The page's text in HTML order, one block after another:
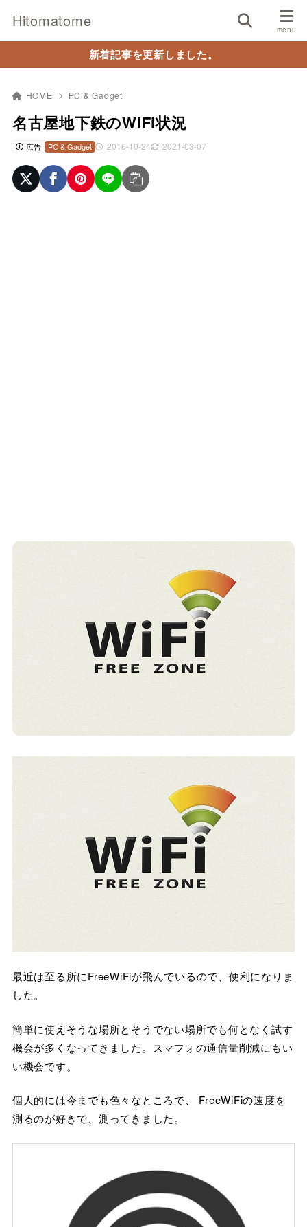
Hitomatome
新着記事を更新しました。
HOME PC & Gadget
名古屋地下鉄のWiFi状況
広告 2016-10-24 2021-03-07
PC & Gadget
最近は至る所にFreeWiFiが飛んでいるので、便利になりま
した。
簡単に使えそうな場所とそうでない場所でも何となく試す
機会が多くなってきました。スマフォの通信量削減にもい
い機会です。
個人的には今までも色々なところで、 FreeWiFiの速度を
測るのが好きで、測ってきました。